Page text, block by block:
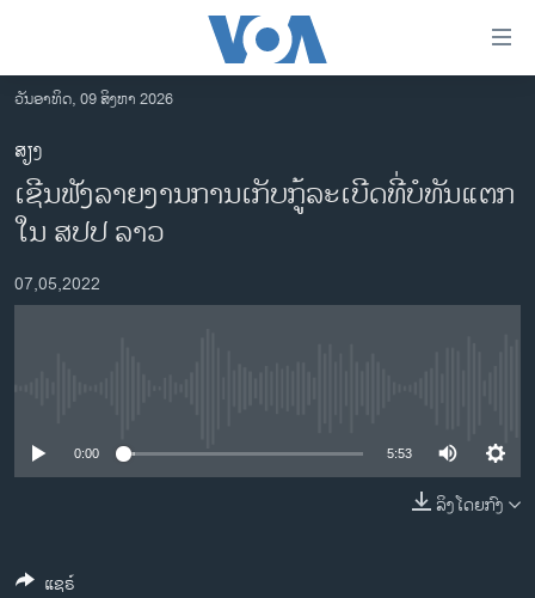
ເຂົ້າ
ຫາ
ຂ້າມ
ຂ້າມ
ຂ້າມ
ຫາ
ຊອກ
ລາວ
ອາເມຣິກາ
ຂ່າວ​ຈີນ
ຊີວິດຊາວລາວ
ວັນອາທິດ, 09 ສິງຫາ 2026
ສຽງ
ເຊີ​ນ​ຟັງ​ລາຍ​ງານ​ການ​ເກັບ​ກູ້​ລະ​ເບີດ​ທີ່​ບໍ​ທັນ​ແຕກ​
ໃນ ສ​ປ​ປ ລາວ
07,05,2022
0:00 5:53
ລິງໂດຍກົງ
ແຊຣ໌